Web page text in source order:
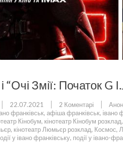
“Очі Змії: Початок G
22.07.2021 2 Коментарі
“Пульс”
і
“Очі
Змії:
франківськ, афіша франківськ, івано
Кінобум, кінотеатр Кінобум розклад,
, кінотеатр Люмьєр розклад, Космос,
у івано франківську, події у івано-